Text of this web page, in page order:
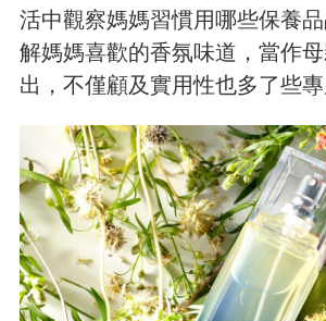
活中觀察媽媽習慣用哪些保養
解媽媽喜歡的香氛味道，當作
出，不僅顧及實用性也多了些專